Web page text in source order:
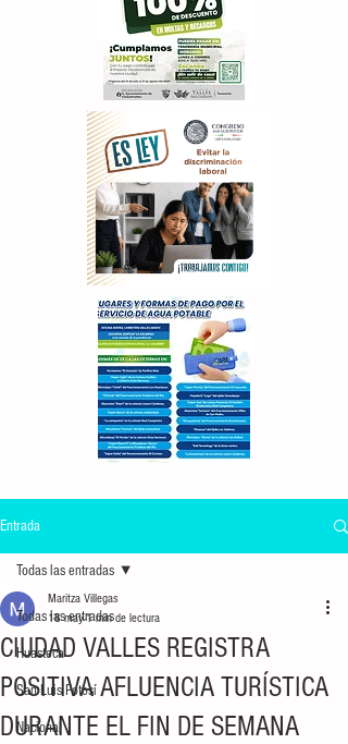
Entrada
Todas las entradas
Huasteca
San Luis Potosí
Nacional
Todas las entradas
CIUDAD VALLES REGISTRA
POSITIVA AFLUENCIA TURÍSTICA
DURANTE EL FIN DE SEMANA
Maritza Villegas
18 may1 min de lectura